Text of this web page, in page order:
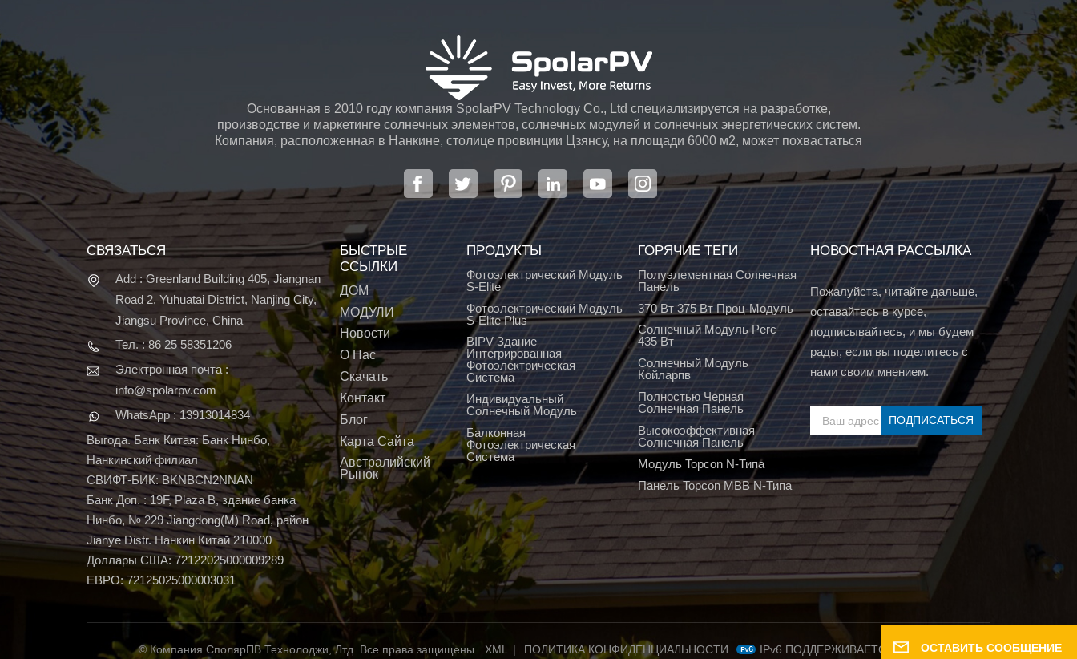
Основанная в 2010 году компания SpolarPV Technology Co., Ltd специализируется на разработке,
производстве и маркетинге солнечных элементов, солнечных модулей и солнечных энергетических систем.
Компания, расположенная в Нанкине, столице провинции Цзянсу, на площади 6000 м2, может похвастаться
СВЯЗАТЬСЯ
Add : Greenland Building 405, Jiangnan
Road 2, Yuhuatai District, Nanjing City,
Jiangsu Province, China
Тел. : 86 25 58351206
Электронная почта :
info@spolarpv.com
WhatsApp : 13913014834
Выгода. Банк Китая: Банк Нинбо,
Нанкинский филиал
СВИФТ-БИК: BKNBCN2NNAN
Банк Доп. : 19F, Plaza B, здание банка
Нинбо, № 229 Jiangdong(M) Road, район
Jianye Distr. Нанкин Китай 210000
Доллары США: 72122025000009289
ЕВРО: 72125025000003031
БЫСТРЫЕ
ССЫЛКИ
ДОМ
МОДУЛИ
Новости
О Нас
Скачать
Контакт
Блог
Карта Сайта
Австралийский
Рынок
ПРОДУКТЫ
Фотоэлектрический Модуль
S-Elite
Фотоэлектрический Модуль
S-Elite Plus
BIPV Здание
Интегрированная
Фотоэлектрическая
Система
Индивидуальный
Солнечный Модуль
Балконная
Фотоэлектрическая
Система
ГОРЯЧИЕ ТЕГИ
Полуэлементная Солнечная
Панель
370 Вт 375 Вт Проц-Модуль
Солнечный Модуль Perc
435 Вт
Солнечный Модуль
Койларпв
Полностью Черная
Солнечная Панель
Высокоэффективная
Солнечная Панель
Модуль Topcon N-Типа
Панель Topcon MBB N-Типа
НОВОСТНАЯ РАССЫЛКА
Пожалуйста, читайте дальше,
оставайтесь в курсе,
подписывайтесь, и мы будем
рады, если вы поделитесь с
нами своим мнением.
© Компания СполярПВ Технолоджи, Лтд. Все права защищены . XML | ПОЛИТИКА КОНФИДЕНЦИАЛЬНОСТИ IPv6 ПОДДЕРЖИВАЕТСЯ СЕТЬЮОСТАВИТЬ СООБЩЕНИЕ